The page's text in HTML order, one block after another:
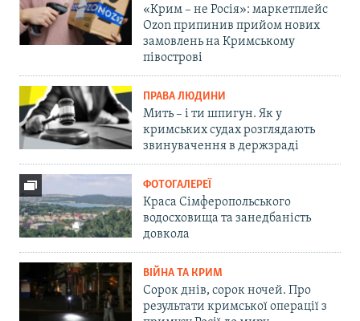
«Крим – не Росія»: маркетплейс
Ozon припинив прийом нових
замовлень на Кримському
півострові
ПРАВА ЛЮДИНИ
Мить – і ти шпигун. Як у
кримських судах розглядають
звинувачення в держзраді
ФОТОГАЛЕРЕЇ
Краса Сімферопольського
водосховища та занедбаність
довкола
ВІЙНА ТА КРИМ
Сорок днів, сорок ночей. Про
результати кримської операції з